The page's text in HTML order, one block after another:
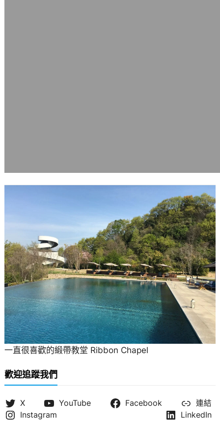
一直很喜歡的緞帶教堂 Ribbon Chapel
歡迎追蹤我們
X YouTube Facebook
連結
Instagram
LinkedIn